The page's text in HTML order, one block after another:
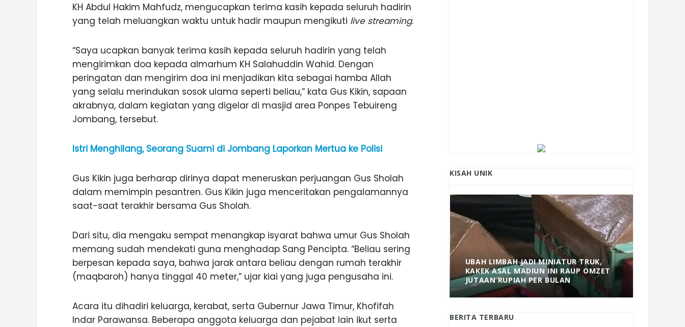
KH Abdul Hakim Mahfudz, mengucapkan terima kasih kepada seluruh hadirin
yang telah meluangkan waktu untuk hadir maupun mengikuti live streaming.
“Saya ucapkan banyak terima kasih kepada seluruh hadirin yang telah
mengirimkan doa kepada almarhum KH Salahuddin Wahid. Dengan
peringatan dan mengirim doa ini menjadikan kita sebagai hamba Allah
yang selalu merindukan sosok ulama seperti beliau,” kata Gus Kikin, sapaan
akrabnya, dalam kegiatan yang digelar di masjid area Ponpes Tebuireng
Jombang, tersebut.
Istri Menghilang, Seorang Suami di Jombang Laporkan Mertua ke Polisi
Gus Kikin juga berharap dirinya dapat meneruskan perjuangan Gus Sholah
dalam memimpin pesantren. Gus Kikin juga menceritakan pengalamannya
saat-saat terakhir bersama Gus Sholah.
Dari situ, dia mengaku sempat menangkap isyarat bahwa umur Gus Sholah
memang sudah mendekati guna menghadap Sang Pencipta. “Beliau sering
berpesan kepada saya, bahwa jarak antara beliau dengan rumah terakhir
(maqbaroh) hanya tinggal 40 meter,” ujar kiai yang juga pengusaha ini.
Acara itu dihadiri keluarga, kerabat, serta Gubernur Jawa Timur, Khofifah
Indar Parawansa. Beberapa anggota keluarga dan pejabat lain ikut serta
KISAH UNIK
MANIS, LEGIT, DAN PAHIT, NIKMATNYA
DURIAN SEGULUNG MADIUN
ANAK-ANAK BOJONEGORO DAN
NGANJUK SEKOLAH DI SMPN SARADAN
SEJAK 1996
UBAH LIMBAH JADI MINIATUR TRUK,
KAKEK ASAL MADIUN INI RAUP OMZET
JUTAAN RUPIAH PER BULAN
BERITA TERBARU